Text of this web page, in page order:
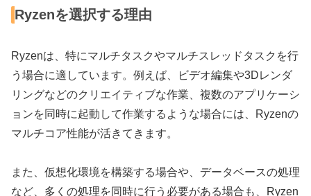
Ryzenを選択する理由
Ryzenは、特にマルチタスクやマルチスレッドタスクを行
う場合に適しています。例えば、ビデオ編集や3Dレンダ
リングなどのクリエイティブな作業、複数のアプリケーシ
ョンを同時に起動して作業するような場合には、Ryzenの
マルチコア性能が活きてきます。
また、仮想化環境を構築する場合や、データベースの処理
など、多くの処理を同時に行う必要がある場合も、Ryzen